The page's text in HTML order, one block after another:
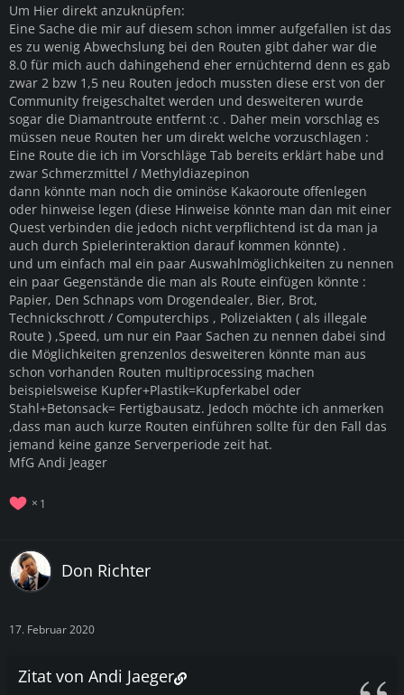
Um Hier direkt anzuknüpfen:
Eine Sache die mir auf diesem schon immer aufgefallen ist das
es zu wenig Abwechslung bei den Routen gibt daher war die
8.0 für mich auch dahingehend eher ernüchternd denn es gab
zwar 2 bzw 1,5 neu Routen jedoch mussten diese erst von der
Community freigeschaltet werden und desweiteren wurde
sogar die Diamantroute entfernt :c . Daher mein vorschlag es
müssen neue Routen her um direkt welche vorzuschlagen :
Eine Route die ich im Vorschläge Tab bereits erklärt habe und
zwar Schmerzmittel / Methyldiazepinon
dann könnte man noch die ominöse Kakaoroute offenlegen
oder hinweise legen (diese Hinweise könnte man dan mit einer
Quest verbinden die jedoch nicht verpflichtend ist da man ja
auch durch Spielerinteraktion darauf kommen könnte) .
und um einfach mal ein paar Auswahlmöglichkeiten zu nennen
ein paar Gegenstände die man als Route einfügen könnte :
Papier, Den Schnaps vom Drogendealer, Bier, Brot,
Technickschrott / Computerchips , Polizeiakten ( als illegale
Route ) ,Speed, um nur ein Paar Sachen zu nennen dabei sind
die Möglichkeiten grenzenlos desweiteren könnte man aus
schon vorhanden Routen multiprocessing machen
beispielsweise Kupfer+Plastik=Kupferkabel oder
Stahl+Betonsack= Fertigbausatz. Jedoch möchte ich anmerken
,dass man auch kurze Routen einführen sollte für den Fall das
jemand keine ganze Serverperiode zeit hat.
MfG Andi Jeager
1
Don Richter
17. Februar 2020
Zitat von Andi Jaeger